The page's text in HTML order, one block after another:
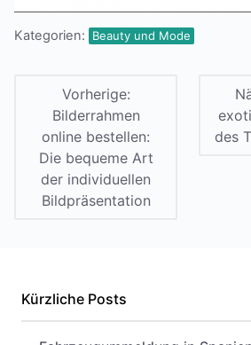
Kategorien: Beauty und Mode
Vorherige:
Bilderrahmen
online bestellen:
Die bequeme Art
der individuellen
Bildpräsentation
des
Kürzliche Posts